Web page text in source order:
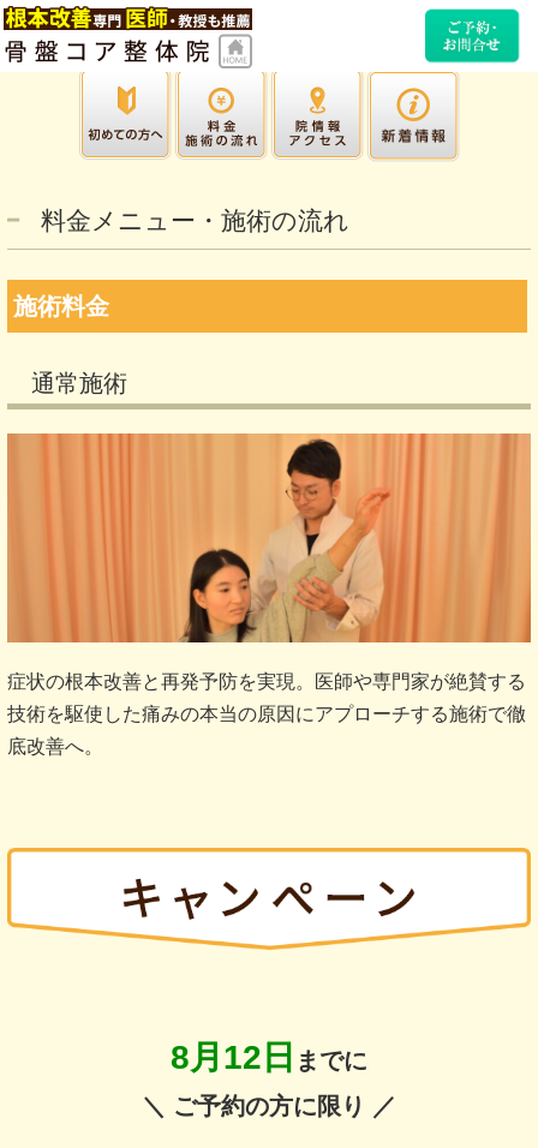
料金メニュー・施術の流れ
施術料金
通常施術
症状の根本改善と再発予防を実現。医師や専門家が絶賛する
技術を駆使した痛みの本当の原因にアプローチする施術で徹
底改善へ。
8月12日 までに
＼ ご予約の方に限り ／